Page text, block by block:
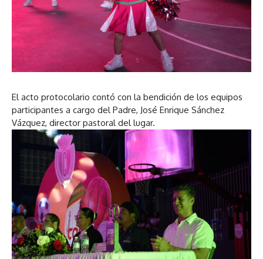
El acto protocolario contó con la bendición de los equipos
participantes a cargo del Padre, José Enrique Sánchez
Vázquez, director pastoral del lugar.